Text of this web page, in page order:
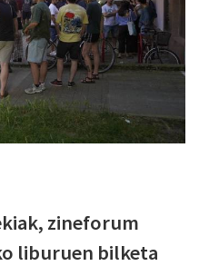
zineforum
liburuen bilketa